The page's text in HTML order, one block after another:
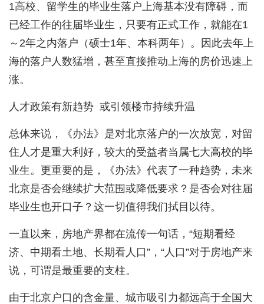
1高校、留学生的毕业生落户上海基本没有障碍，而
已经工作的往届毕业生，只要有正式工作，就能在1
～2年之内落户（硕士1年、本科两年）。因此去年上
海的落户人数猛增，甚至直接推动上海的房价迅速上
涨。
人才政策有新趋势 或引领楼市持续升温
总体来说，《办法》是对北京落户的一次放宽，对留
住人才是重大利好，较大的受益者当属七大高校的毕
业生。更重要的是，《办法》代表了一种趋势，未来
北京是否会继续扩大范围或降低要求？是否会对往届
毕业生也开口子？这一切值得我们拭目以待。
一直以来，房地产界都在流传一句话，“短期看经
济、中期看土地、长期看人口”，“人口”对于房地产来
说，可谓是最重要的支柱。
由于北京户口的含金量、城市吸引力都远高于全国大